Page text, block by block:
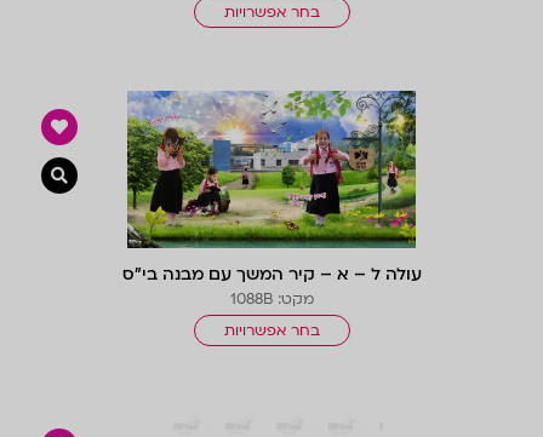
בחר אפשרויות
עולה ל – א – קיר המשך עם מבנה בי”ס
מקט: 1088B
בחר אפשרויות